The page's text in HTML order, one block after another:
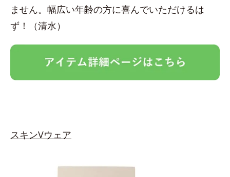
ません。幅広い年齢の方に喜んでいただけるは
ず！（清水）
スキンVウェア